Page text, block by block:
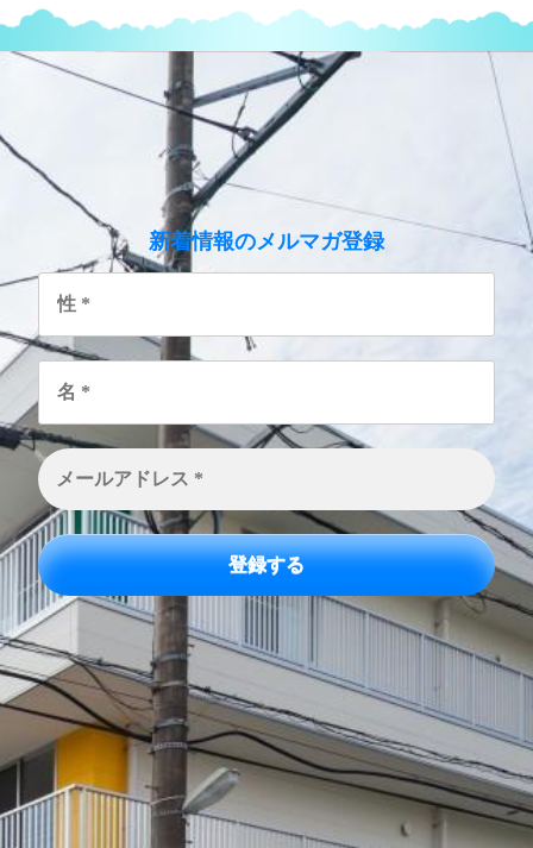
新着情報のメルマガ登録
性
名
メ
ー
ル
ア
ド
レ
ス
*